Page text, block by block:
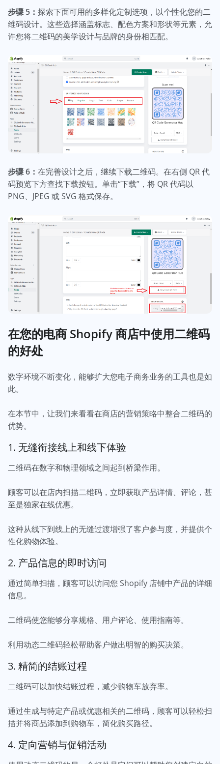
步骤 5： 探索下面可用的多样化定制选项，以个性化您的二
维码设计。这些选择涵盖标志、配色方案和形状等元素，允
许您将二维码的美学设计与品牌的身份相匹配。
步骤 6： 在完善设计之后，继续下载二维码。在右侧 QR 代
码预览下方查找下载按钮。单击“下载”，将 QR 代码以
PNG、JPEG 或 SVG 格式保存。
在您的电商 Shopify 商店中使用二维码
的好处
数字环境不断变化，能够扩大您电子商务业务的工具也是如
此。
在本节中，让我们来看看在商店的营销策略中整合二维码的
优势。
1. 无缝衔接线上和线下体验
二维码在数字和物理领域之间起到桥梁作用。
顾客可以在店内扫描二维码，立即获取产品详情、评论，甚
至是独家在线优惠。
这种从线下到线上的无缝过渡增强了客户参与度，并提供个
性化购物体验。
2. 产品信息的即时访问
通过简单扫描，顾客可以访问您 Shopify 店铺中产品的详细
信息。
二维码使您能够分享规格、用户评论、使用指南等。
利用动态二维码轻松帮助客户做出明智的购买决策。
3. 精简的结账过程
二维码可以加快结账过程，减少购物车放弃率。
通过生成与特定产品或优惠相关的二维码，顾客可以轻松扫
描并将商品添加到购物车，简化购买路径。
4. 定向营销与促销活动